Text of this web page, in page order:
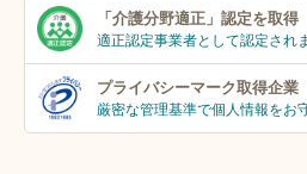
「介護分野適正」 認定を取得
適正認定事業者として認定され
プライバシーマーク取得企業
厳密な管理基準で個人情報をお